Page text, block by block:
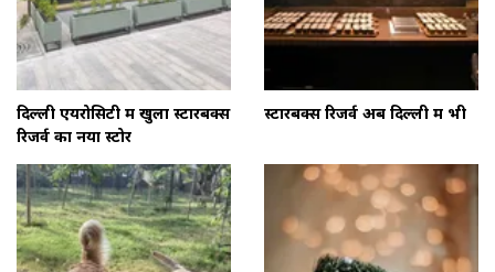
दिल्ली एयरोसिटी में खुला स्टारबक्स
रिजर्व का नया स्टोर
स्टारबक्स रिजर्व अब दिल्ली में भी